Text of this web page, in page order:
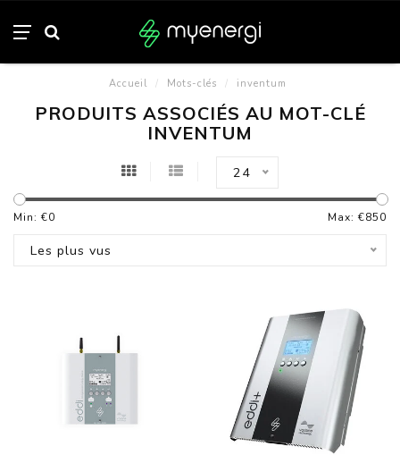
Accueil / Mots-clés / inventum
PRODUITS ASSOCIÉS AU MOT-CLÉ
INVENTUM
24
Min: €0 Max: €850
Les plus vus